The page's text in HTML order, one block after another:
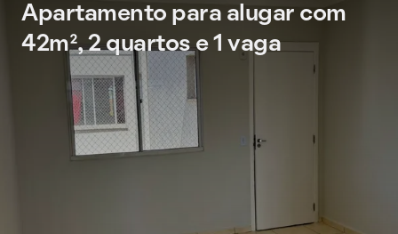
Apartamento para alugar com
42m², 2 quartos e 1 vaga